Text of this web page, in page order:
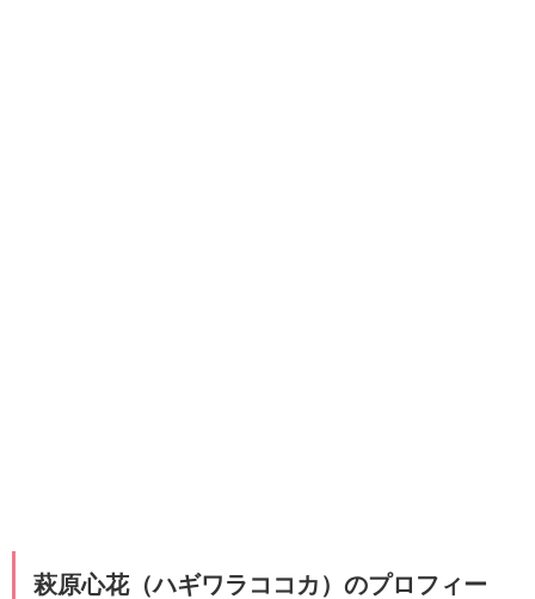
萩原心花（ハギワラココカ）のプロフィー